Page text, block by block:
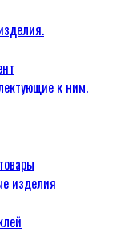
к ним.
изделия